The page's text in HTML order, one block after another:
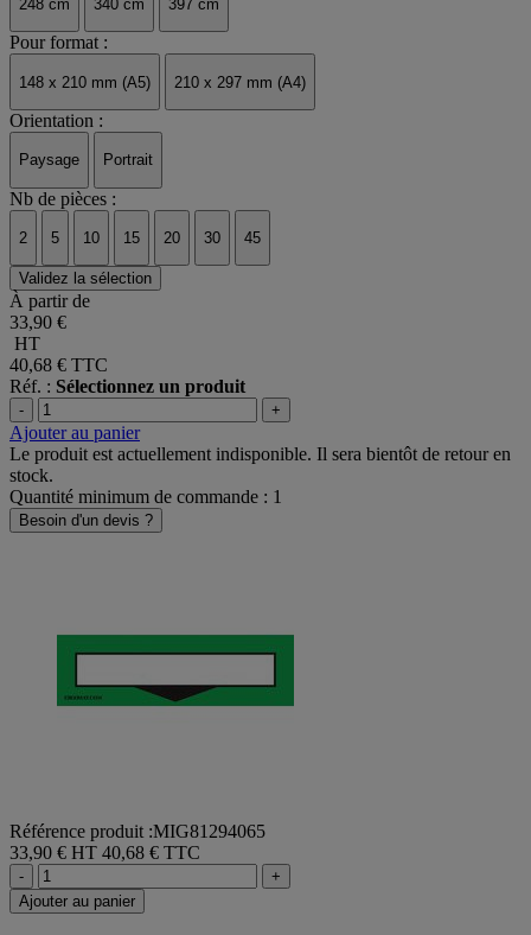
248 cm 340 cm 397 cm
Pour format :
148 x 210 mm (A5) 210 x 297 mm (A4)
Orientation :
Paysage Portrait
Nb de pièces :
2 5 10 15 20 30 45
Validez la sélection
À partir de
33,90 €
HT
40,68 € TTC
Réf. : Sélectionnez un produit
- +
Ajouter au panier
Le produit est actuellement indisponible. Il sera bientôt de retour en
stock.
Quantité minimum de commande : 1
Besoin d'un devis ?
Référence produit :MIG81294065
33,90 € HT 40,68 € TTC
-
+
Ajouter au panier